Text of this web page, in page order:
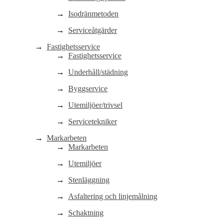
Isodränmetoden
Serviceåtgärder
Fastighetsservice
Fastighetsservice
Underhåll/städning
Byggservice
Utemiljöer/trivsel
Servicetekniker
Markarbeten
Markarbeten
Utemiljöer
Stenläggning
Asfaltering och linjemålning
Schaktning